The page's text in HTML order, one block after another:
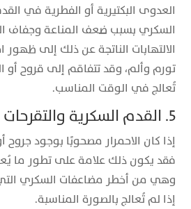
العدوى البكتيرية أو الفطرية في
السكري بسبب ضعف المناعة وجفاف
الالتهابات الناتجة عن ذلك إلى
تورم وألم، وقد تتفاقم إلى قروح أو
تُعالج في الوقت المناسب.
5. القدم السكرية والتقرحات
إذا كان الاحمرار مصحوبًا بوجود جروح
فقد يكون ذلك علامة على تطور ما
وهي من أخطر مضاعفات السكري
إذا لم تُعالج بالصورة المناسبة.